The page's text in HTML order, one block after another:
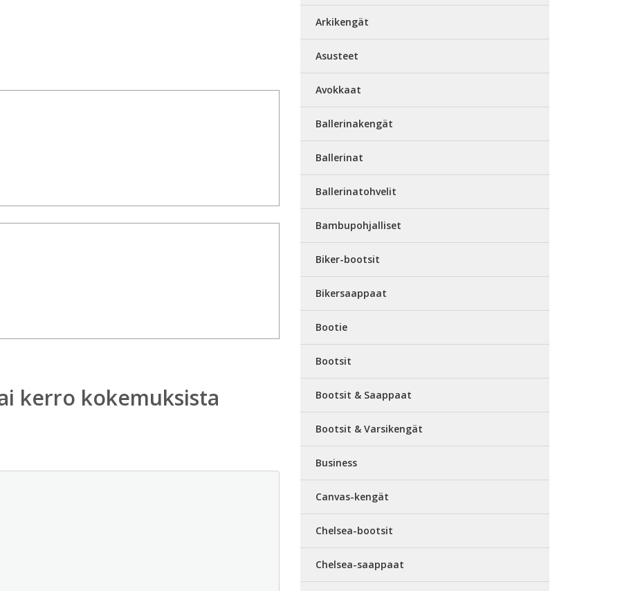
kerro kokemuksista
Arkikengät
Asusteet
Avokkaat
Ballerinakengät
Ballerinat
Ballerinatohvelit
Bambupohjalliset
Biker-bootsit
Bikersaappaat
Bootie
Bootsit
Bootsit & Saappaat
Bootsit & Varsikengät
Business
Canvas-kengät
Chelsea-bootsit
Chelsea-saappaat